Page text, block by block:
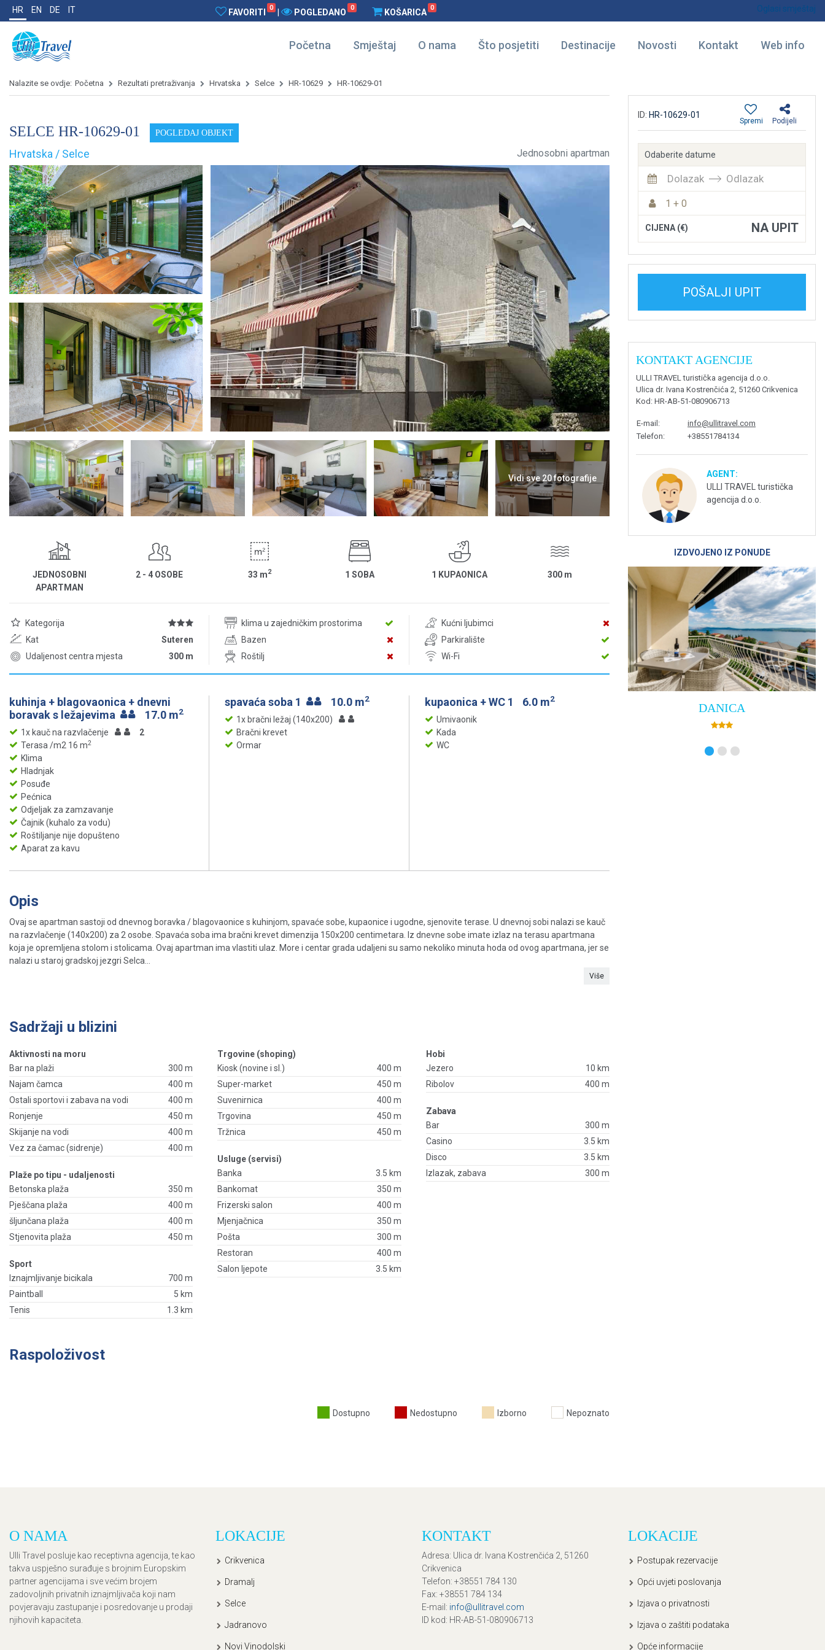
HR EN DE IT FAVORITI 0 POGLEDANO 0 KOŠARICA 0 Oglasi smještaj
Početna Smještaj O nama Što posjetiti Destinacije Novosti Kontakt Web info
Nalazite se ovdje: Početna Rezultati pretraživanja Hrvatska Selce HR-10629 HR-10629-01
SELCE HR-10629-01 POGLEDAJ OBJEKT
Hrvatska / Selce Jednosobni apartman
Vidi sve 20 fotografije
JEDNOSOBNI
APARTMAN
2 - 4 OSOBE 33 m2 1 SOBA 1 KUPAONICA 300 m
Kategorija klima u zajedničkim prostorima
Kućni ljubimci
Kat
Suteren Bazen
Parkiralište
Udaljenost centra mjesta
300 m Roštilj Wi-Fi
kuhinja + blagovaonica + dnevni
boravak s ležajevima
17.0 m2
1x kauč na razvlačenje
2
Terasa /m2 16 m2
Klima
Hladnjak
Posuđe
Pećnica
Odjeljak za zamzavanje
Čajnik (kuhalo za vodu)
Roštiljanje nije dopušteno
Aparat za kavu
spavaća soba 1 10.0 m2
1x bračni ležaj (140x200)
Bračni krevet
Ormar
kupaonica + WC 1 6.0 m2
Umivaonik
Kada
WC
Opis
Ovaj se apartman sastoji od dnevnog boravka / blagovaonice s kuhinjom, spavaće sobe, kupaonice i ugodne, sjenovite terase. U dnevnoj sobi nalazi se kauč
na razvlačenje (140x200) za 2 osobe. Spavaća soba ima bračni krevet dimenzija 150x200 centimetara. Iz dnevne sobe imate izlaz na terasu apartmana
koja je opremljena stolom i stolicama. Ovaj apartman ima vlastiti ulaz. More i centar grada udaljeni su samo nekoliko minuta hoda od ovog apartmana, jer se
nalazi u staroj gradskoj jezgri Selca...
Više
Sadržaji u blizini
Aktivnosti na moru
Bar na plaži
300 m
Najam čamca
400 m
Ostali sportovi i zabava na vodi
400 m
Ronjenje
450 m
Skijanje na vodi
400 m
Vez za čamac (sidrenje)
400 m
Plaže po tipu - udaljenosti
Betonska plaža
350 m
Pješčana plaža
400 m
šljunčana plaža
400 m
Stjenovita plaža
450 m
Sport
Iznajmljivanje bicikala
700 m
Paintball
5 km
Tenis
1.3 km
Trgovine (shoping)
Kiosk (novine i sl.)
400 m
Super-market
450 m
Suvenirnica
400 m
Trgovina
450 m
Tržnica
450 m
Usluge (servisi)
Banka
3.5 km
Bankomat
350 m
Frizerski salon
400 m
Mjenjačnica
350 m
Pošta
300 m
Restoran
400 m
Salon ljepote
3.5 km
Hobi
Jezero
10 km
Ribolov
400 m
Zabava
Bar
300 m
Casino
3.5 km
Disco
3.5 km
Izlazak, zabava
300 m
Raspoloživost
Dostupno Nedostupno Izborno Nepoznato
ID: HR-10629-01
Podijeli
Spremi
Odaberite datume
Dolazak Odlazak
1 + 0
CIJENA (€) NA UPIT
POŠALJI UPIT
KONTAKT AGENCIJE
ULLI TRAVEL turistička agencija d.o.o.
Ulica dr. Ivana Kostrenčića 2, 51260 Crikvenica
Kod : HR-AB-51-080906713
E-mail :
info@ullitravel.com
Telefon: +38551784134
AGENT:
ULLI TRAVEL turistička
agencija d.o.o.
IZDVOJENO IZ PONUDE
DANICA
O NAMA
Ulli Travel posluje kao receptivna agencija, te kao
takva uspješno surađuje s brojnim Europskim
partner agencijama i sve većim brojem
zadovoljnih privatnih iznajmljivača koji nam
povjeravaju zastupanje i posredovanje u prodaji
njihovih kapaciteta.
LOKACIJE
Crikvenica
Dramalj
Selce
Jadranovo
Novi Vinodolski
KONTAKT
Adresa: Ulica dr. Ivana Kostrenčića 2, 51260
Crikvenica
Telefon: +38551 784 130
Fax: +38551 784 134
E-mail : info@ullitravel.com
ID kod: HR-AB-51-080906713
LOKACIJE
Postupak rezervacije
Opći uvjeti poslovanja
Izjava o privatnosti
Izjava o zaštiti podataka
Opće informacije